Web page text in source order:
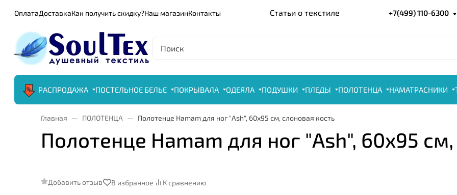
ОплатаДоставкаКак получить скидку?Наш магазинКонтакты Статьи о текстиле +7(499) 110-6300
РАСПРОДАЖА ПОСТЕЛЬНОЕ БЕЛЬЕ ПОКРЫВАЛА ОДЕЯЛА ПОДУШКИ ПЛЕДЫ ПОЛОТЕНЦА НАМАТРАСНИКИ
Главная ПОЛОТЕНЦА Полотенце Hamam для ног "Ash", 60x95 см, слоновая кость
Полотенце Hamam для ног "Ash", 60x95
Добавить отзыв В избранное К сравнению